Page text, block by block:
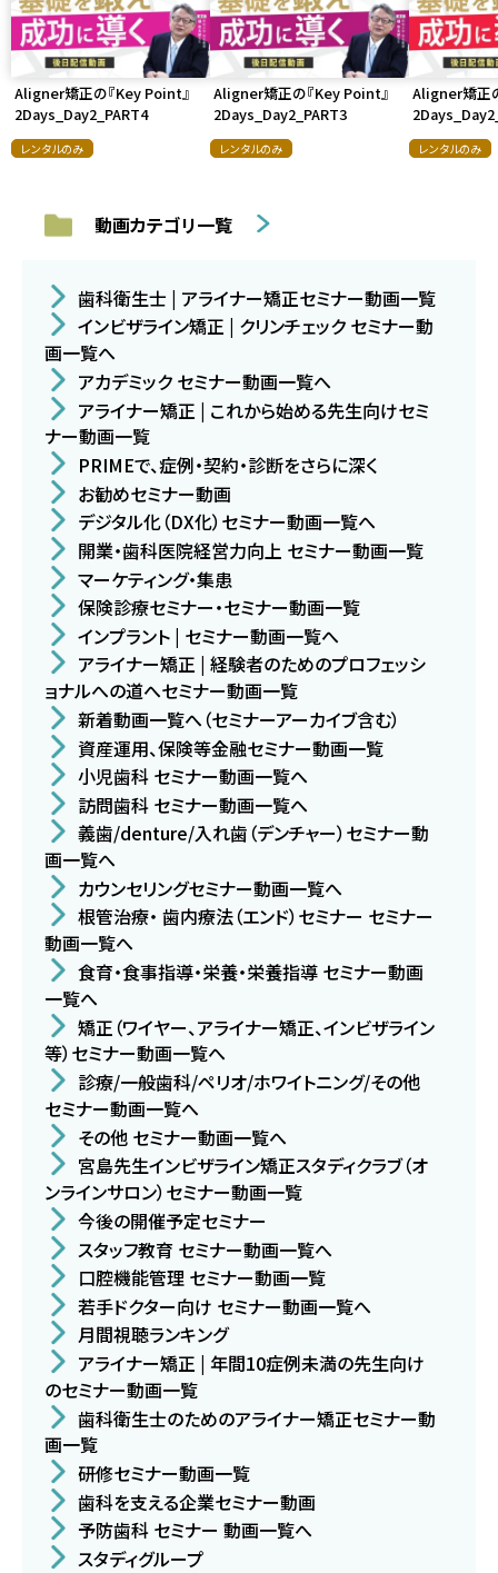
Aligner矯正の『Key Point』
2Days_Day2_PART4
レンタルのみ
Aligner矯正の『Key Point』
2Days_Day2_PART3
レンタルのみ
Aligner矯正
レンタルのみ
動画カテゴリ一覧
歯科衛生士 | アライナー矯正セミナー動画一覧
インビザライン矯正 | クリンチェック セミナー動
画一覧へ
アカデミック セミナー動画一覧へ
アライナー矯正 | これから始める先生向けセミ
ナー動画一覧
PRIMEで、症例・契約・診断をさらに深く
お勧めセミナー動画
デジタル化（DX化）セミナー動画一覧へ
開業・歯科医院経営力向上 セミナー動画一覧
マーケティング・集患
保険診療セミナー・セミナー動画一覧
インプラント | セミナー動画一覧へ
アライナー矯正 | 経験者のためのプロフェッシ
ョナルへの道へセミナー動画一覧
新着動画一覧へ（セミナーアーカイブ含む）
資産運用、保険等金融セミナー動画一覧
小児歯科 セミナー動画一覧へ
訪問歯科 セミナー動画一覧へ
義歯/denture/入れ歯（デンチャー）セミナー動
画一覧へ
カウンセリングセミナー動画一覧へ
根管治療・ 歯内療法（エンド）セミナー セミナー
動画一覧へ
食育・食事指導・栄養・栄養指導 セミナー動画
一覧へ
矯正（ワイヤー、アライナー矯正、インビザライン
等）セミナー動画一覧へ
診療/一般歯科/ペリオ/ホワイトニング/その他
セミナー動画一覧へ
その他 セミナー動画一覧へ
宮島先生インビザライン矯正スタディクラブ（オ
ンラインサロン）セミナー動画一覧
今後の開催予定セミナー
スタッフ教育 セミナー動画一覧へ
口腔機能管理 セミナー動画一覧
若手ドクター向け セミナー動画一覧へ
月間視聴ランキング
アライナー矯正 | 年間10症例未満の先生向け
のセミナー動画一覧
歯科衛生士のためのアライナー矯正セミナー動
画一覧
研修セミナー動画一覧
歯科を支える企業セミナー動画
予防歯科 セミナー 動画一覧へ
スタディグループ